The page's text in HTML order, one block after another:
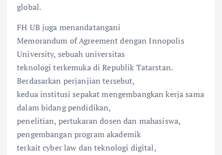
global.
FH UB juga menandatangani
Memorandum of Agreement dengan Innopolis
University, sebuah universitas
teknologi terkemuka di Republik Tatarstan.
Berdasarkan perjanjian tersebut,
kedua institusi sepakat mengembangkan kerja sama
dalam bidang pendidikan,
penelitian, pertukaran dosen dan mahasiswa,
pengembangan program akademik
terkait cyber law dan teknologi digital,